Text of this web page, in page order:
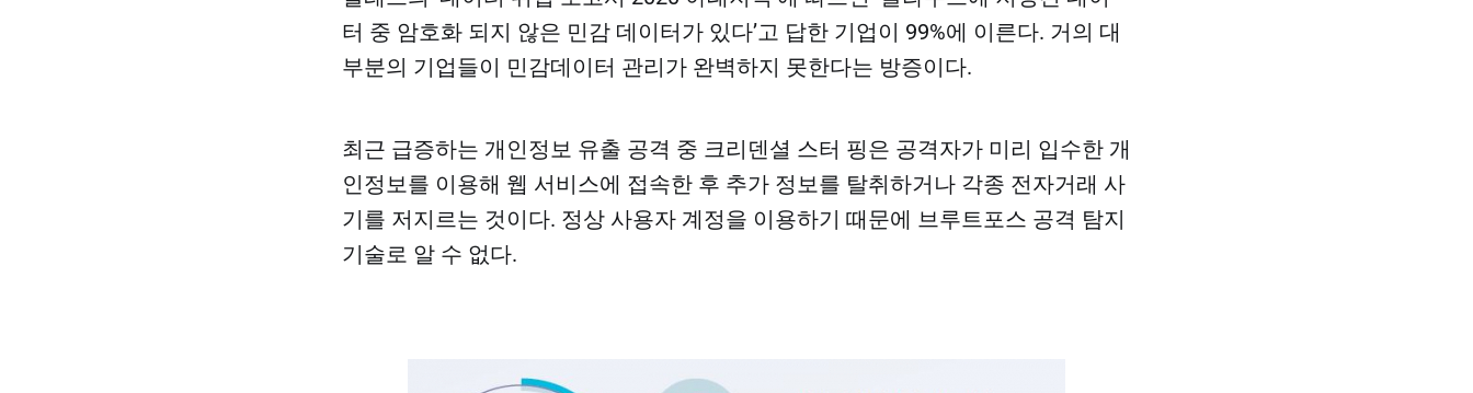
터 중 암호화 되지 않은 민감 데이터가 있다’고 답한 기업이 99%에 이른다. 거의 대
부분의 기업들이 민감데이터 관리가 완벽하지 못한다는 방증이다.
최근 급증하는 개인정보 유출 공격 중 크리덴셜 스터 핑은 공격자가 미리 입수한 개
인정보를 이용해 웹 서비스에 접속한 후 추가 정보를 탈취하거나 각종 전자거래 사
기를 저지르는 것이다. 정상 사용자 계정을 이용하기 때문에 브루트포스 공격 탐지
기술로 알 수 없다.